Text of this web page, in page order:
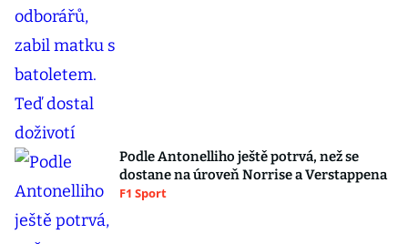
Podle Antonelliho ještě potrvá, než se
dostane na úroveň Norrise a Verstappena
F1 Sport